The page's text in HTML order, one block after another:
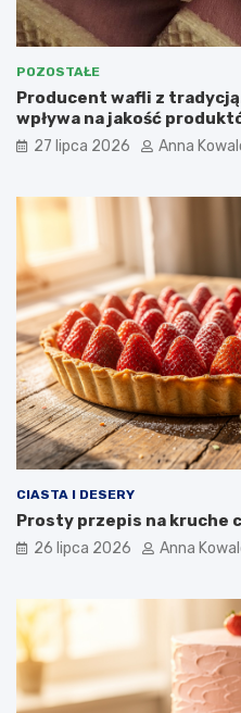
POZOSTAŁE
Producent wafli z
wpływa na jakość
27 lipca 2026 Anna
CIASTA I DESERY
Prosty przepis na kruche
26 lipca 2026 Anna